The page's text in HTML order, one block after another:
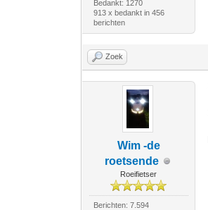
Bedankt: 1270
913 x bedankt in 456
berichten
Zoek
Wim -de
roetsende
Roeifietser
Berichten: 7.594